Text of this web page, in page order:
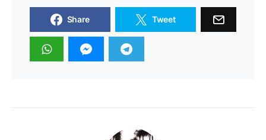
Share Tweet